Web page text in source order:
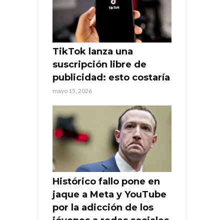
TikTok lanza una
suscripción libre de
publicidad: esto costaría
mayo 15, 2026
Histórico fallo pone en
jaque a Meta y YouTube
por la adicción de los